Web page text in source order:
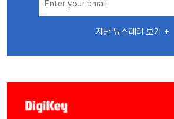
지난 뉴스레터 보기 +